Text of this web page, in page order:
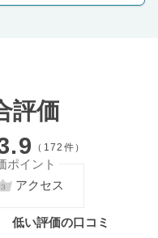
評価
コミ評価
（172件）
ポイント
アクセス
低い評価の口コミ